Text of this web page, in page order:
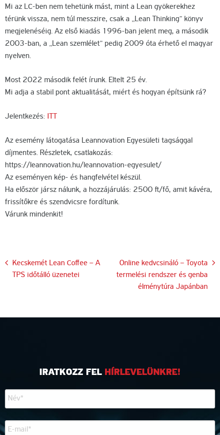
Mi az LC-ben nem tehetünk mást, mint a Lean gyökerekhez
térünk vissza, nem túl messzire, csak a „Lean Thinking” könyv
megjelenéséig. Az első kiadás 1996-ban jelent meg, a második
2003-ban, a „Lean szemlélet” pedig 2009 óta érhető el magyar
nyelven.
Most 2022 második felét írunk. Eltelt 25 év.
Mi adja a stabil pont aktualitását, miért és hogyan építsünk rá?
Jelentkezés:
Az esemény látogatása Leannovation Egyesületi tagsággal
díjmentes. Részletek, csatlakozás:
https://leannovation.hu/leannovation-egyesulet/
Az eseményen kép- és hangfelvétel készül.
Ha először jársz nálunk, a hozzájárulás: 2500 ft/fő, amit kávéra,
frissítőkre és szendvicsre fordítunk.
Várunk mindenkit!
Bejegyzés
navigáció
Kecskemét Lean Coffee – A
TPS időtálló üzenetei
Online kedvcsináló – Toyota
termelési rendszer és genba
élménytúra Japánban
IRATKOZZ FEL HÍRLEVELÜNKRE!